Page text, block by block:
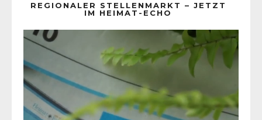
REGIONALER STELLENMARKT – JETZT
IM HEIMAT-ECHO
Player